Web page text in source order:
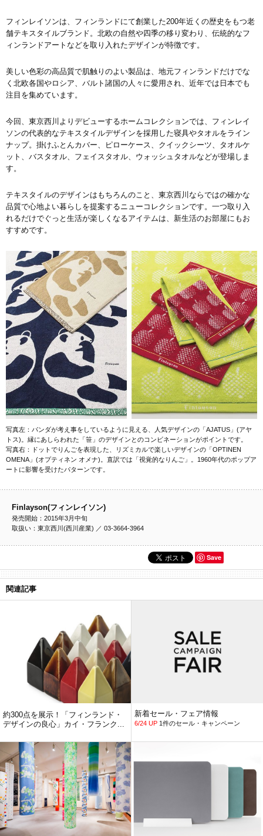
フィンレイソンは、フィンランドにて創業した200年近くの歴史をもつ老
舗テキスタイルブランド。北欧の自然や四季の移り変わり、伝統的なフ
ィンランドアートなどを取り入れたデザインが特徴です。
美しい色彩の高品質で肌触りのよい製品は、地元フィンランドだけでな
く北欧各国やロシア、バルト諸国の人々に愛用され、近年では日本でも
注目を集めています。
今回、東京西川よりデビューするホームコレクションでは、フィンレイ
ソンの代表的なテキスタイルデザインを採用した寝具やタオルをライン
ナップ。掛けふとんカバー、ピローケース、クイックシーツ、タオルケ
ット、バスタオル、フェイスタオル、ウォッシュタオルなどが登場しま
す。
テキスタイルのデザインはもちろんのこと、東京西川ならではの確かな
品質で心地よい暮らしを提案するニューコレクションです。一つ取り入
れるだけでぐっと生活が楽しくなるアイテムは、新生活のお部屋にもお
すすめです。
写真左：パンダが考え事をしているように見える、人気デザインの「AJATUS」(アヤ
トス)。縁にあしらわれた「笹」のデザインとのコンビネーションがポイントです。
写真右：ドットでりんごを表現した、リズミカルで楽しいデザインの「OPTINEN
OMENA」(オプティネン オメナ)。直訳では「視覚的なりんご」。1960年代のポップア
ートに影響を受けたパターンです。
Finlayson(フィンレイソン)
発売開始：2015年3月中旬
取扱い：東京西川(西川産業) ／ 03-3664-3964
Save
関連記事
新着セール・フェア情報
6/24 UP 1件のセール・キャンペーン
約300点を展示！「フィンランド・
デザインの良心」カイ・フランク...